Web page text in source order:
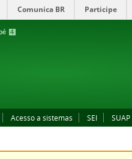
4
Comunica BR Participe
Acesso a sistemas SEI SUAP